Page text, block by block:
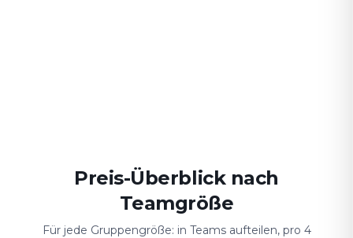
Preis-Überblick nach
Teamgröße
Für jede Gruppengröße: in Teams aufteilen, pro 4